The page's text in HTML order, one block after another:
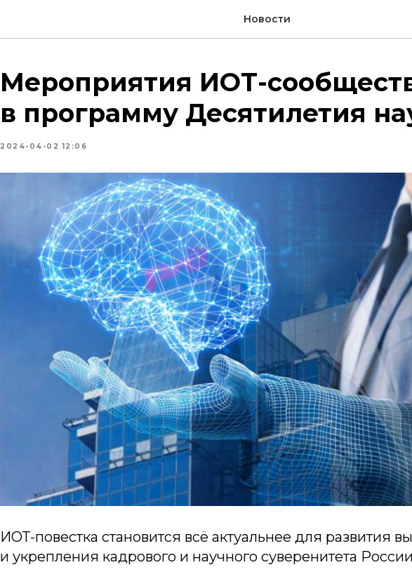
Новости
Мероприятия ИОТ-
в программу Десятилетия
2024-04-02 12:06
ИОТ-повестка становится всё актуальнее для развития
и укрепления кадрового и научного суверенитета